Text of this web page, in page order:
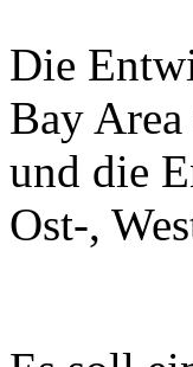
Die
Bay
und die
Ost-,